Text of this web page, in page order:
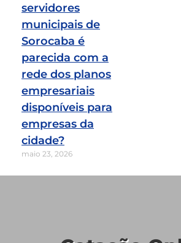
servidores
municipais de
Sorocaba é
parecida com a
rede dos planos
empresariais
disponíveis para
empresas da
cidade?
maio 23, 2026